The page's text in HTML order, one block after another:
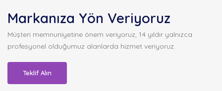
Markanıza Yön Veriyoruz
Müşteri memnuniyetine önem veriyoruz, 14 yıldır yalnızca
profesyonel olduğumuz alanlarda hizmet veriyoruz.
Teklif Alın